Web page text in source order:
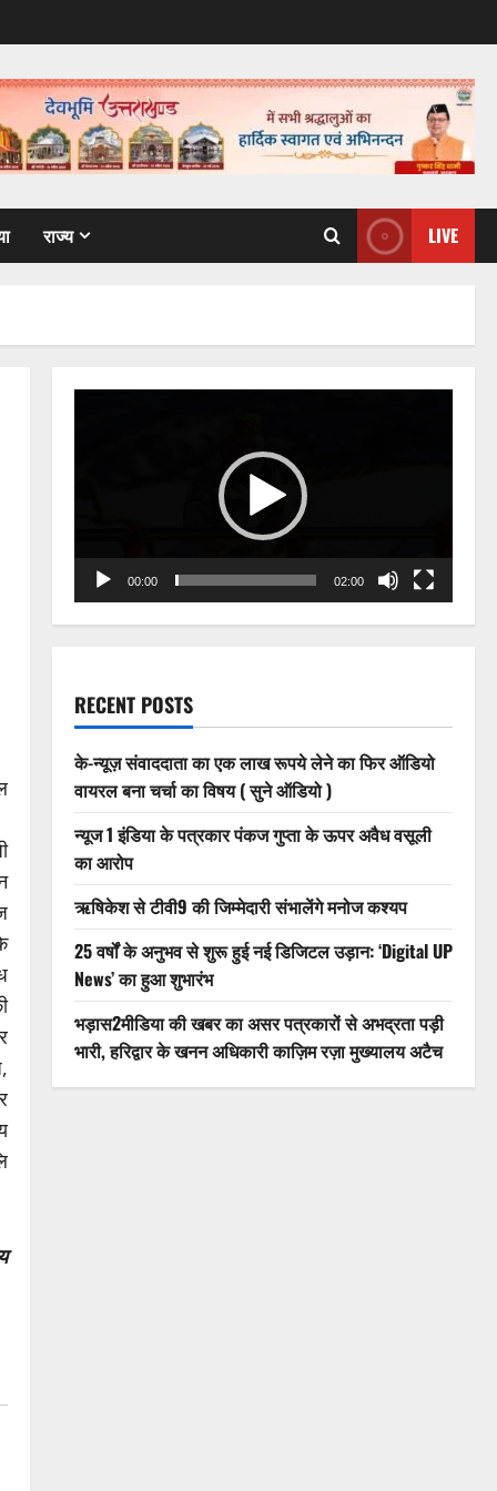
राज्य LIVE
00:00 02:00
RECENT POSTS
के-न्यूज़ संवाददाता का एक लाख रूपये लेने का फिर ऑडियो
वायरल बना चर्चा का विषय ( सुने ऑडियो )
न्यूज 1 इंडिया के पत्रकार पंकज गुप्ता के ऊपर अवैध वसूली
का आरोप
ऋषिकेश से टीवी9 की जिम्मेदारी संभालेंगे मनोज कश्यप
25 वर्षों के अनुभव से शुरू हुई नई डिजिटल उड़ान: ‘Digital UP
News’ का हुआ शुभारंभ
भड़ास2मीडिया की खबर का असर पत्रकारों से अभद्रता पड़ी
भारी, हरिद्वार के खनन अधिकारी काज़िम रज़ा मुख्यालय अटैच